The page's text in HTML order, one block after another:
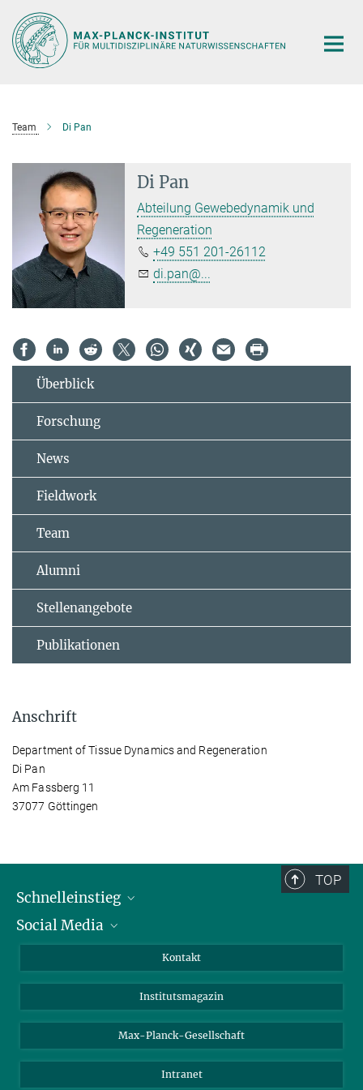
Hauptinhalt
Team Di Pan
Di Pan
Abteilung Gewebedynamik und
Regeneration
+49 551 201-26112
di.pan@...
Überblick
Forschung
News
Fieldwork
Team
Alumni
Stellenangebote
Publikationen
Anschrift
Department of Tissue Dynamics and Regeneration
Di Pan
Am Fassberg 11
37077 Göttingen
TOP
Schnelleinstieg
Alumni
Schulen
Studierende
Social Media
Facebook
YouTube
Kontakt
Institutsmagazin
Max-Planck-Gesellschaft
Intranet